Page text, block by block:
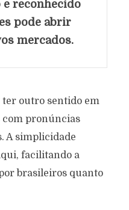
reconhecido
pode abrir
mercados.
ter outro sentido em
com pronúncias
A simplicidade
facilitando a
brasileiros quanto